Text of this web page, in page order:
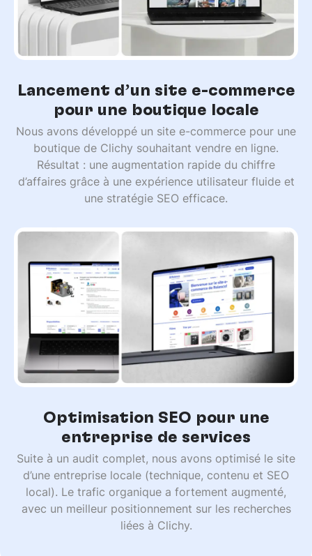
Lancement d’un site e-commerce
pour une boutique locale
Nous avons développé un site e-commerce pour une
boutique de Clichy souhaitant vendre en ligne.
Résultat : une augmentation rapide du chiffre
d’affaires grâce à une expérience utilisateur fluide et
une stratégie SEO efficace.
Optimisation SEO pour une
entreprise de services
Suite à un audit complet, nous avons optimisé le site
d’une entreprise locale (technique, contenu et SEO
local). Le trafic organique a fortement augmenté,
avec un meilleur positionnement sur les recherches
liées à Clichy.